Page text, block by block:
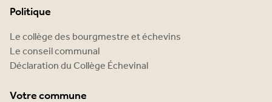
Politique
Le collège des bourgmestre et échevins
Le conseil communal
Déclaration du Collège Échevinal
Votre commune